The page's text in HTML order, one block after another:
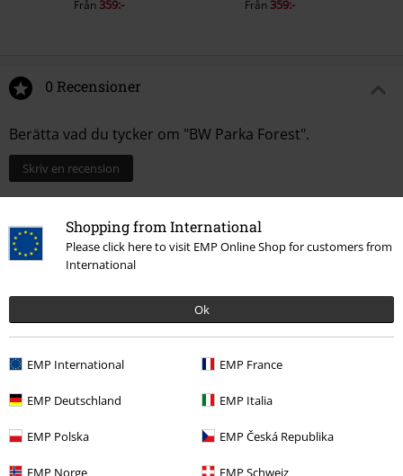
Shopping from International
Please click here to visit EMP Online Shop for customers from
International
Ok
EMP International EMP France
EMP Deutschland EMP Italia
EMP Polska EMP Česká Republika
EMP Norge EMP Schweiz
Från359:-
Från359:-
0 Recensioner
Berätta vad du tycker om "BW Parka Forest".
Skriv en recension
Senast besökt